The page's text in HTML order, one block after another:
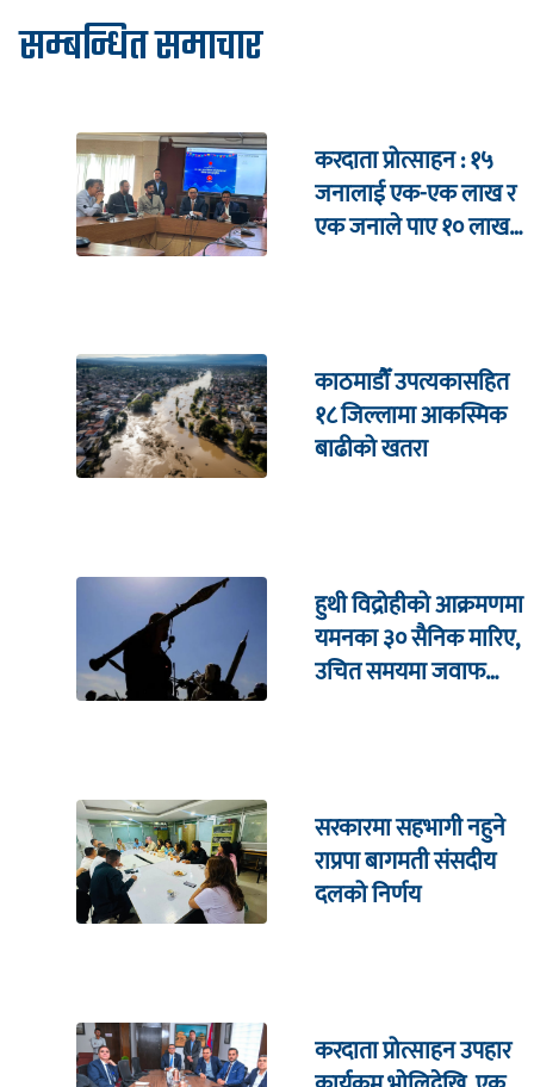
सम्बन्धित समाचार
करदाता प्रोत्साहन : १५
जनालाई एक-एक लाख र
एक जनाले पाए १० लाख
काठमाडौँ उपत्यकासहित
१८ जिल्लामा आकस्मिक
बाढीको खतरा
हुथी विद्रोहीको आक्रमणमा
यमनका ३० सैनिक मारिए,
उचित समयमा जवाफ
सरकारमा सहभागी नहुने
राप्रपा बागमती संसदीय
दलको निर्णय
करदाता प्रोत्साहन उपहार